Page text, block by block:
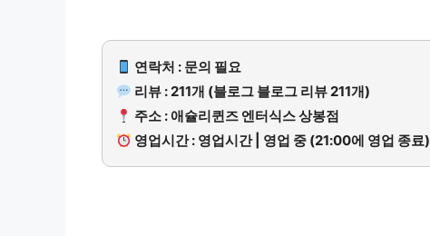
연락처 : 문의 필요
리뷰 : 211개 (블로그 블로그 리뷰 211개)
주소 : 애슐리퀸즈 엔터식스 상봉점
영업시간 : 영업시간 | 영업 중 (21:00에 영업 종료)